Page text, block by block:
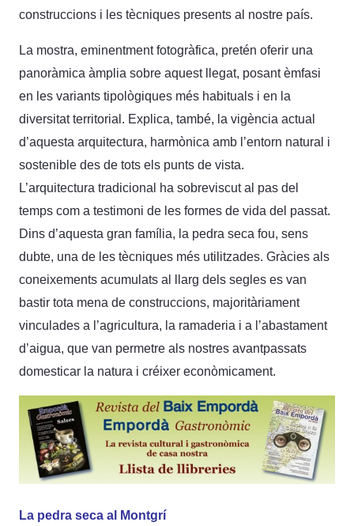
construccions i les tècniques presents al nostre país.
La mostra, eminentment fotogràfica, pretén oferir una
panoràmica àmplia sobre aquest llegat, posant èmfasi
en les variants tipològiques més habituals i en la
diversitat territorial. Explica, també, la vigència actual
d’aquesta arquitectura, harmònica amb l’entorn natural i
sostenible des de tots els punts de vista.
L’arquitectura tradicional ha sobreviscut al pas del
temps com a testimoni de les formes de vida del passat.
Dins d’aquesta gran família, la pedra seca fou, sens
dubte, una de les tècniques més utilitzades. Gràcies als
coneixements acumulats al llarg dels segles es van
bastir tota mena de construccions, majoritàriament
vinculades a l’agricultura, la ramaderia i a l’abastament
d’aigua, que van permetre als nostres avantpassats
domesticar la natura i créixer econòmicament.
La pedra seca al Montgrí